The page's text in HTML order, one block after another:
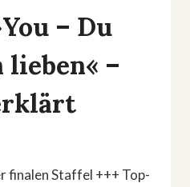
– Du
–
finalen Staffel +++ Top-